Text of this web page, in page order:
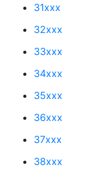
31xxx
32xxx
33xxx
34xxx
35xxx
36xxx
37xxx
38xxx